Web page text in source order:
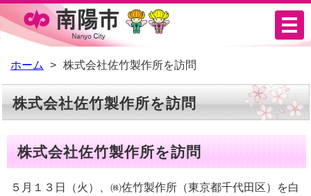
ニ
ー
ホーム 株式会社佐竹製作所を訪問
株式会社佐竹製作所を訪問
株式会社佐竹製作所を訪問
５月１３日（火）、㈱佐竹製作所（東京都千代田区）を白